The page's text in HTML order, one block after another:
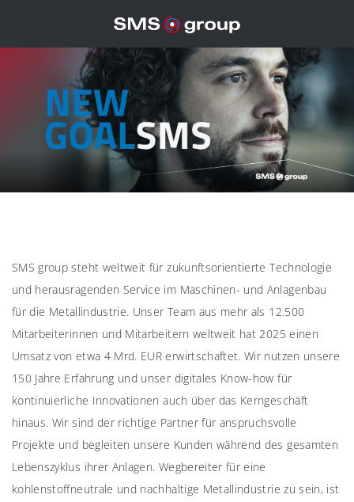
SMS group steht weltweit für zukunftsorientierte Technologie
und herausragenden Service im Maschinen- und Anlagenbau
für die Metallindustrie. Unser Team aus mehr als 12.500
Mitarbeiterinnen und Mitarbeitern weltweit hat 2025 einen
Umsatz von etwa 4 Mrd. EUR erwirtschaftet. Wir nutzen unsere
150 Jahre Erfahrung und unser digitales Know-how für
kontinuierliche Innovationen auch über das Kerngeschäft
hinaus. Wir sind der richtige Partner für anspruchsvolle
Projekte und begleiten unsere Kunden während des gesamten
Lebenszyklus ihrer Anlagen. Wegbereiter für eine
kohlenstoffneutrale und nachhaltige Metallindustrie zu sein, ist